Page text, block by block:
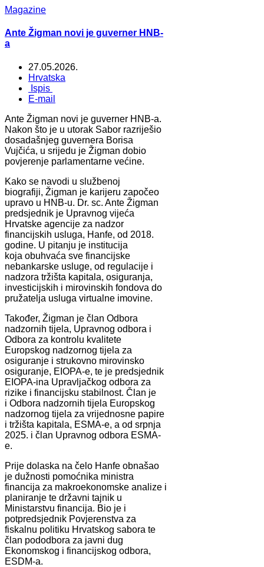
Magazine
Ante Žigman novi je guverner HNB-
a
27.05.2026.
Hrvatska
Ispis
E-mail
Ante Žigman novi je guverner HNB-a.
Nakon što je u utorak Sabor razriješio
dosadašnjeg guvernera Borisa
Vujčića, u srijedu je Žigman dobio
povjerenje parlamentarne većine.
Kako se navodi u službenoj
biografiji, Žigman je karijeru započeo
upravo u HNB-u. Dr. sc. Ante Žigman
predsjednik je Upravnog vijeća
Hrvatske agencije za nadzor
financijskih usluga, Hanfe, od 2018.
godine. U pitanju je institucija
koja obuhvaća sve financijske
nebankarske usluge, od regulacije i
nadzora tržišta kapitala, osiguranja,
investicijskih i mirovinskih fondova do
pružatelja usluga virtualne imovine.
Također, Žigman je član Odbora
nadzornih tijela, Upravnog odbora i
Odbora za kontrolu kvalitete
Europskog nadzornog tijela za
osiguranje i strukovno mirovinsko
osiguranje, EIOPA-e, te je predsjednik
EIOPA-ina Upravljačkog odbora za
rizike i financijsku stabilnost. Član je
i Odbora nadzornih tijela Europskog
nadzornog tijela za vrijednosne papire
i tržišta kapitala, ESMA-e, a od srpnja
2025. i član Upravnog odbora ESMA-
e.
Prije dolaska na čelo Hanfe obnašao
je dužnosti pomoćnika ministra
financija za makroekonomske analize i
planiranje te državni tajnik u
Ministarstvu financija. Bio je i
potpredsjednik Povjerenstva za
fiskalnu politiku Hrvatskog sabora te
član pododbora za javni dug
Ekonomskog i financijskog odbora,
ESDM-a.